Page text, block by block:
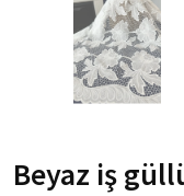
Beyaz iş